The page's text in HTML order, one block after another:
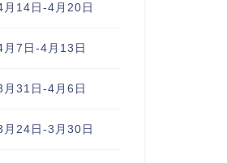
月14日-4月20日
月7日-4月13日
月31日-4月6日
月24日-3月30日